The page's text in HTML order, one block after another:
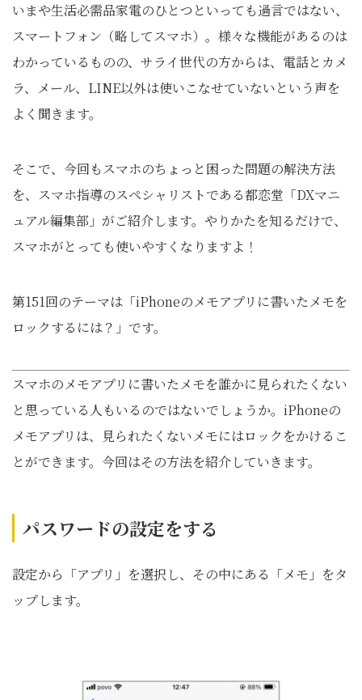
いまや生活必需品家電のひとつといっても過言ではない、
スマートフォン（略してスマホ）。様々な機能があるのは
わかっているものの、サライ世代の方からは、電話とカメ
ラ、メール、LINE以外は使いこなせていないという声を
よく聞きます。
そこで、今回もスマホのちょっと困った問題の解決方法
を、スマホ指導のスペシャリストである都恋堂「DXマニ
ュアル編集部」がご紹介します。やりかたを知るだけで、
スマホがとっても使いやすくなりますよ！
第151回のテーマは「iPhoneのメモアプリに書いたメモを
ロックするには？」です。
スマホのメモアプリに書いたメモを誰かに見られたくない
と思っている人もいるのではないでしょうか。iPhoneの
メモアプリは、見られたくないメモにはロックをかけるこ
とができます。今回はその方法を紹介していきます。
パスワードの設定をする
設定から「アプリ」を選択し、その中にある「メモ」をタ
ップします。